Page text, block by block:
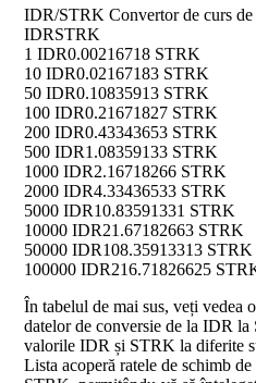
IDR/STRK Convertor de curs de
IDRSTRK
1 IDR0.00216718 STRK
10 IDR0.02167183 STRK
50 IDR0.10835913 STRK
100 IDR0.21671827 STRK
200 IDR0.43343653 STRK
500 IDR1.08359133 STRK
1000 IDR2.16718266 STRK
2000 IDR4.33436533 STRK
5000 IDR10.83591331 STRK
10000 IDR21.67182663 STRK
50000 IDR108.35913313 STRK
100000 IDR216.71826625
În tabelul de mai sus, veți vedea
datelor de conversie de la IDR
valorile IDR și STRK la diferite
Lista acoperă ratele de schimb